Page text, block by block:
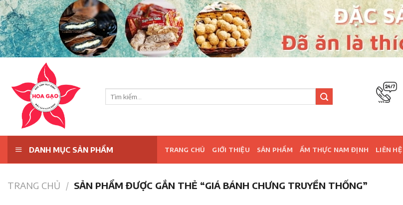
Skip
to
content
kiếm:
DANH MỤC SẢN PHẨM TRANG CHỦ GIỚI THIỆU SẢN PHẨM ẨM THỰC NAM ĐỊNH LIÊN HỆ
TRANG CHỦ / SẢN PHẨM ĐƯỢC GẮN THẺ “GIÁ BÁNH CHƯNG TRUYỀN THỐNG”